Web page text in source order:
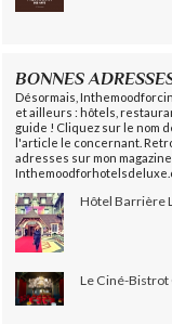
BONNES
Désormais,
et ailleurs : hôtels,
guide ! Cliquez sur le nom
l'article le concernant.
adresses sur mon
Hôtel Barrière
Le Ciné-Bistrot